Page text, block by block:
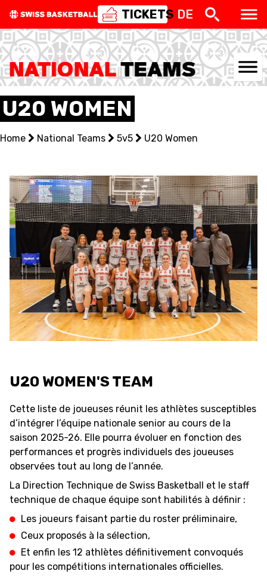
TICKETS DE
NATIONAL TEAMS
CENTRE NATIONAL
EVENTS
3X3
YOUTH
MINI BASKET
AUSBILDUNG
VERBAND
MOBILIAR BASKETBALL
NEWS CENTER
SWISS BASKETBALL
TV
SWISS BASKETBALL
RESOURCE CENTER KALENDER SHOP
U20 WOMEN
Home National Teams 5v5 U20 Women
U20 WOMEN'S TEAM
Cette liste de joueuses réunit les athlètes susceptibles
d’intégrer l’équipe nationale senior au cours de la
saison 2025-26. Elle pourra évoluer en fonction des
performances et progrès individuels des joueuses
observées tout au long de l’année.
La Direction Technique de Swiss Basketball et le staff
technique de chaque équipe sont habilités à définir :
Les joueurs faisant partie du roster préliminaire,
Ceux proposés à la sélection,
Et enfin les 12 athlètes définitivement convoqués
pour les compétitions internationales officielles.